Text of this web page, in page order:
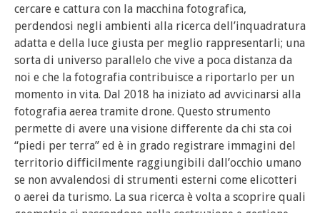
cercare e cattura con la macchina fotografica,
perdendosi negli ambienti alla ricerca dell’inquadratura
adatta e della luce giusta per meglio rappresentarli; una
sorta di universo parallelo che vive a poca distanza da
noi e che la fotografia contribuisce a riportarlo per un
momento in vita. Dal 2018 ha iniziato ad avvicinarsi alla
fotografia aerea tramite drone. Questo strumento
permette di avere una visione differente da chi sta coi
“piedi per terra” ed è in grado registrare immagini del
territorio difficilmente raggiungibili dall’occhio umano
se non avvalendosi di strumenti esterni come elicotteri
o aerei da turismo. La sua ricerca è volta a scoprire quali